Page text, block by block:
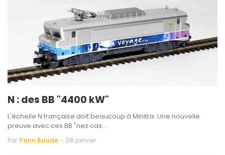
N : des BB "4400 kW"
L'échelle N française doit beaucoup à Minitrix. Une nouvelle
preuve avec ces BB "nez cas…
Par Yann Baude - 08 janvier